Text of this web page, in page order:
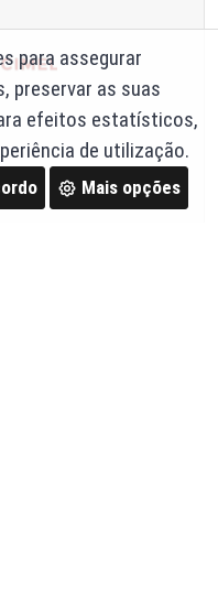
para assegurar
preservar as suas
efeitos estatísticos,
de utilização.
Mais opções